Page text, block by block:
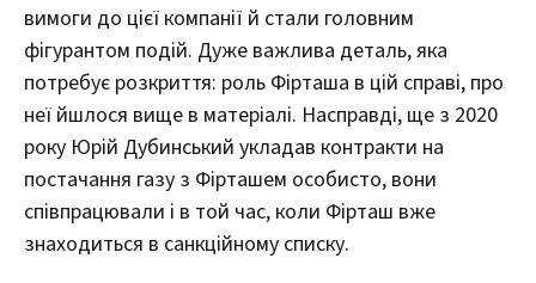
вимоги до цієї компанії й стали головним
фігурантом подій. Дуже важлива деталь, яка
потребує розкриття: роль Фірташа в цій справі, про
неї йшлося вище в матеріалі. Насправді, ще з 2020
року Юрій Дубинський укладав контракти на
постачання газу з Фірташем особисто, вони
співпрацювали і в той час, коли Фірташ вже
знаходиться в санкційному списку.